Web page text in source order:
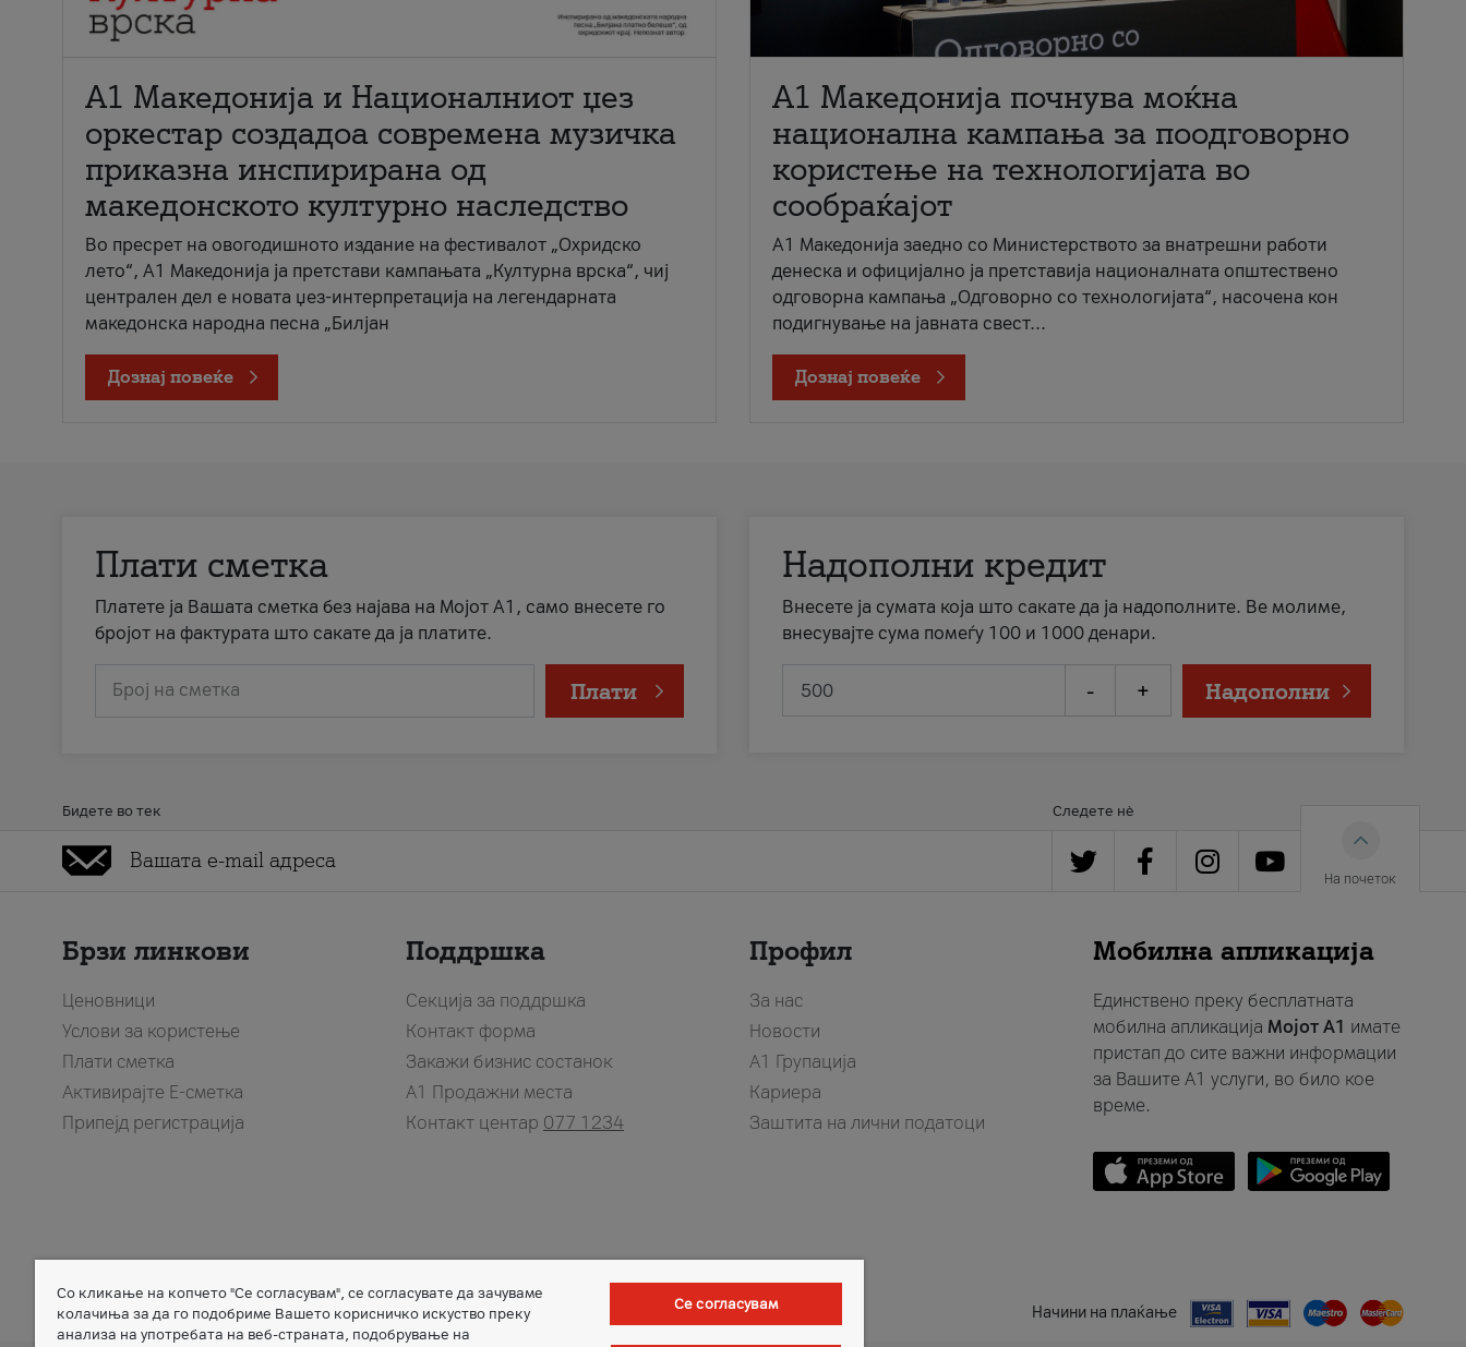
А1 Македонија и Националниот џез
оркестар создадоа современа музичка
приказна инспирирана од
македонското културно наследство
Во пресрет на овогодишното издание на фестивалот „Охридско
лето“, А1 Македонија ја претстави кампањата „Културна врска“, чиј
централен дел е новата џез-интерпретација на легендарната
македонска народна песна „Билјан
Дознај повеќе
A1 Македонија почнува моќна
национална кампања за поодговорно
користење на технологијата во
сообраќајот
A1 Македонија заедно со Министерството за внатрешни работи
денеска и официјално ја претставија националната општествено
одговорна кампања „Одговорно со технологијата“, насочена кон
подигнување на јавната свест...
Дознај повеќе
Плати сметка
Платете ја Вашата сметка без најава на Мојот А1, само внесете го
бројот на фактурата што сакате да ја платите.
Број на сметка Плати
Надополни кредит
Внесете ја сумата која што сакате да ја надополните. Ве молиме,
внесувајте сума помеѓу 100 и 1000 денари.
- + Надополни
Бидете во тек Следете нè
На почеток
Брзи линкови
Ценовници
Услови за користење
Плати сметка
Активирајте Е-сметка
Припејд регистрација
Поддршка
Секција за поддршка
Контакт форма
Закажи бизнис состанок
A1 Продажни места
Контакт центар 077 1234
Профил
За нас
Новости
А1 Групација
Кариера
Заштита на лични податоци
Мобилна апликација
Единствено преку бесплатната
мобилна апликација Мојот A1 имате
пристап до сите важни информации
за Вашите A1 услуги, во било кое
време.
Member of Начини на плаќање
Со кликање на копчето "Се согласувам", се согласувате да зачуваме
колачиња за да го подобриме Вашето корисничко искуство преку
анализа на употребата на веб-страната, подобрување на
Се согласувам